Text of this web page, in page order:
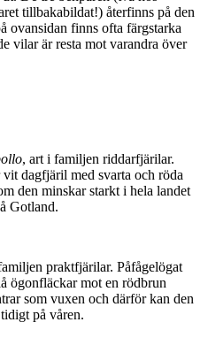
tillbakabildat!) återfinns på den
ovansidan finns ofta färgstarka
vilar är resta mot varandra över
, art i familjen riddarfjärilar.
dagfjäril med svarta och röda
den minskar starkt i hela landet
Gotland.
praktfjärilar. Påfågelögat
ögonfläckar mot en rödbrun
som vuxen och därför kan den
på våren.